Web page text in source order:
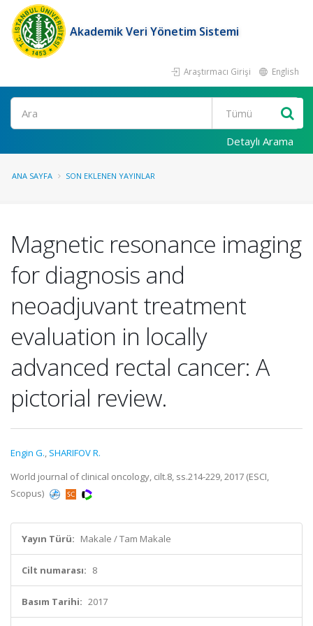
Akademik Veri Yönetim Sistemi
Araştırmacı Girişi English
Ara
Detaylı Arama
ANA SAYFA SON EKLENEN YAYINLAR
Magnetic resonance imaging
for diagnosis and
neoadjuvant treatment
evaluation in locally
advanced rectal cancer: A
pictorial review.
Engin G., SHARIFOV R.
World journal of clinical oncology, cilt.8, ss.214-229, 2017 (ESCI,
Scopus)
Yayın Türü: Makale / Tam Makale
Cilt numarası: 8
Basım Tarihi: 2017